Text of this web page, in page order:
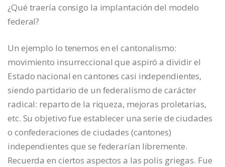
¿Qué traería consigo la implantación del modelo
federal?
Un ejemplo lo tenemos en el cantonalismo:
movimiento insurreccional que aspiró a dividir el
Estado nacional en cantones casi independientes,
siendo partidario de un federalismo de carácter
radical: reparto de la riqueza, mejoras proletarias,
etc. Su objetivo fue establecer una serie de ciudades
o confederaciones de ciudades (cantones)
independientes que se federarían libremente.
Recuerda en ciertos aspectos a las polis griegas. Fue